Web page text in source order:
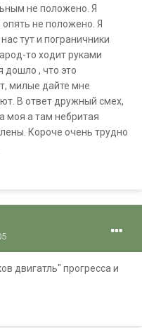
не положено. Я
не положено. Я
тут и пограничники
то ходит руками
дошло , что это
милые дайте мне
В ответ дружный смех,
моя а там небритая
Короче очень трудно
двигатль" прогресса и